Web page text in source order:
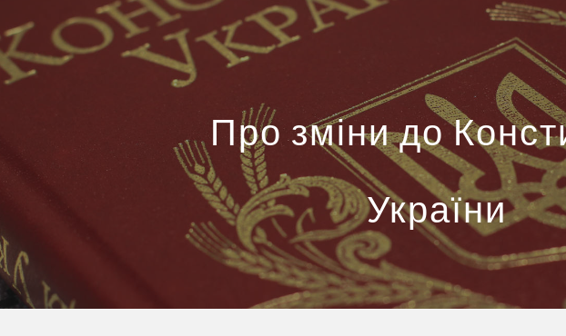
Skip to main content Skip to navigation
Про зміни до
України